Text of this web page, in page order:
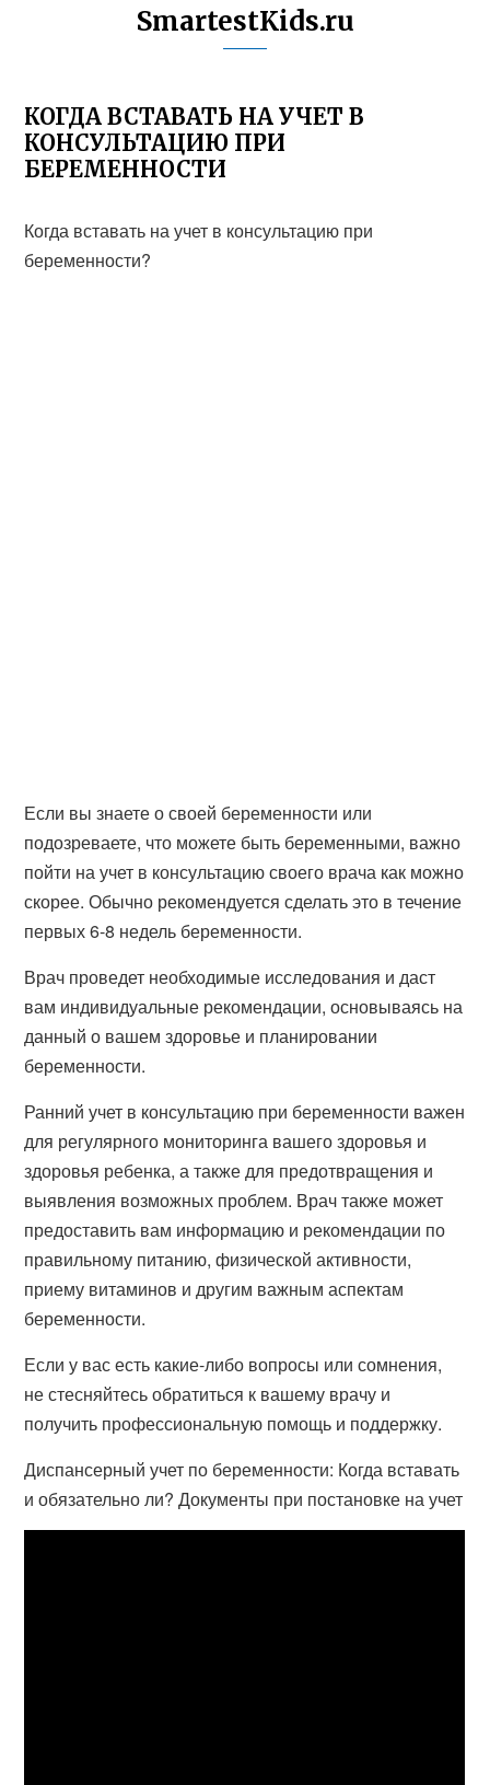
SmartestKids.ru
КОГДА ВСТАВАТЬ НА УЧЕТ В
КОНСУЛЬТАЦИЮ ПРИ
БЕРЕМЕННОСТИ
Когда вставать на учет в консультацию при
беременности?
Если вы знаете о своей беременности или
подозреваете, что можете быть беременными, важно
пойти на учет в консультацию своего врача как можно
скорее. Обычно рекомендуется сделать это в течение
первых 6-8 недель беременности.
Врач проведет необходимые исследования и даст
вам индивидуальные рекомендации, основываясь на
данный о вашем здоровье и планировании
беременности.
Ранний учет в консультацию при беременности важен
для регулярного мониторинга вашего здоровья и
здоровья ребенка, а также для предотвращения и
выявления возможных проблем. Врач также может
предоставить вам информацию и рекомендации по
правильному питанию, физической активности,
приему витаминов и другим важным аспектам
беременности.
Если у вас есть какие-либо вопросы или сомнения,
не стесняйтесь обратиться к вашему врачу и
получить профессиональную помощь и поддержку.
Диспансерный учет по беременности: Когда вставать
и обязательно ли? Документы при постановке на учет